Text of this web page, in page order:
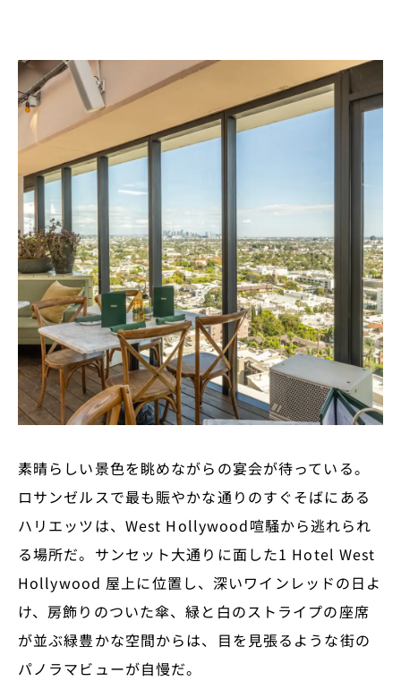
素晴らしい景色を眺めながらの宴会が待っている。
ロサンゼルスで最も賑やかな通りのすぐそばにある
ハリエッツは、West Hollywood喧騒から逃れられ
る場所だ。サンセット大通りに面した1 Hotel West
Hollywood 屋上に位置し、深いワインレッドの日よ
け、房飾りのついた傘、緑と白のストライプの座席
が並ぶ緑豊かな空間からは、目を見張るような街の
パノラマビューが自慢だ。